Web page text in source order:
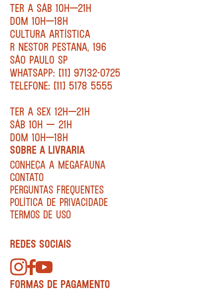
TER A SÁB 10H—21H
DOM 10H—18H
CULTURA ARTÍSTICA
R NESTOR PESTANA, 196
SÃO PAULO SP
WHATSAPP: [11] 97132-0725
TELEFONE: [11] 5178 5555
TER A SEX 12H—21H
SÁB 10H — 21H
DOM 10H—18H
SOBRE A LIVRARIA
CONHEÇA A MEGAFAUNA
CONTATO
PERGUNTAS FREQUENTES
POLÍTICA DE PRIVACIDADE
TERMOS DE USO
REDES SOCIAIS
FORMAS DE PAGAMENTO